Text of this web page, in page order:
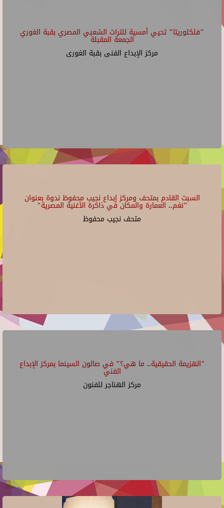
"فلكلوريتا" تحيي أمسية للتراث الشعبي المصري بقبة الغوري
الجمعة المقبلة
مركز الإبداع الفنى بقبة الغورى
السبت القادم بمتحف ومركز إبداع نجيب محفوظ ندوة بعنوان
"نغم.. العمارة والمكان في ذاكرة الأغنية المصرية"
متحف نجيب محفوظ
"الهزيمة الحقيقية.. ما هي؟" في صالون السينما بمركز الإبداع
الفني
مركز الهناجر للفنون